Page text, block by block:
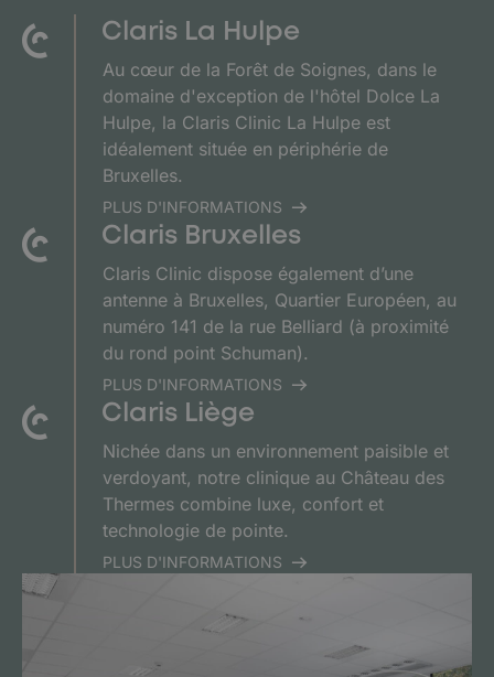
Claris La Hulpe
Au cœur de la Forêt de Soignes, dans le
domaine d'exception de l'hôtel Dolce La
Hulpe, la Claris Clinic La Hulpe est
idéalement située en périphérie de
Bruxelles.
PLUS D'INFORMATIONS
Claris Bruxelles
Claris Clinic dispose également d’une
antenne à Bruxelles, Quartier Européen, au
numéro 141 de la rue Belliard (à proximité
du rond point Schuman).
PLUS D'INFORMATIONS
Claris Liège
Nichée dans un environnement paisible et
verdoyant, notre clinique au Château des
Thermes combine luxe, confort et
technologie de pointe.
PLUS D'INFORMATIONS